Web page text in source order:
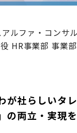
ルファ・コンサ
HR事業部 事業
が社らしいタ
両立・実現を